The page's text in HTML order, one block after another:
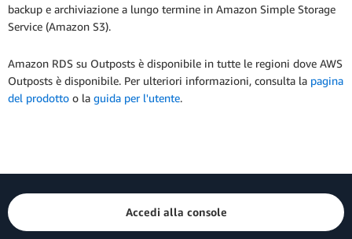
backup e archiviazione a lungo termine in Amazon Simple Storage
Service (Amazon S3).
Amazon RDS su Outposts è disponibile in tutte le regioni dove AWS
Outposts è disponibile. Per ulteriori informazioni, consulta la pagina
del prodotto o la guida per l'utente.
Accedi alla console